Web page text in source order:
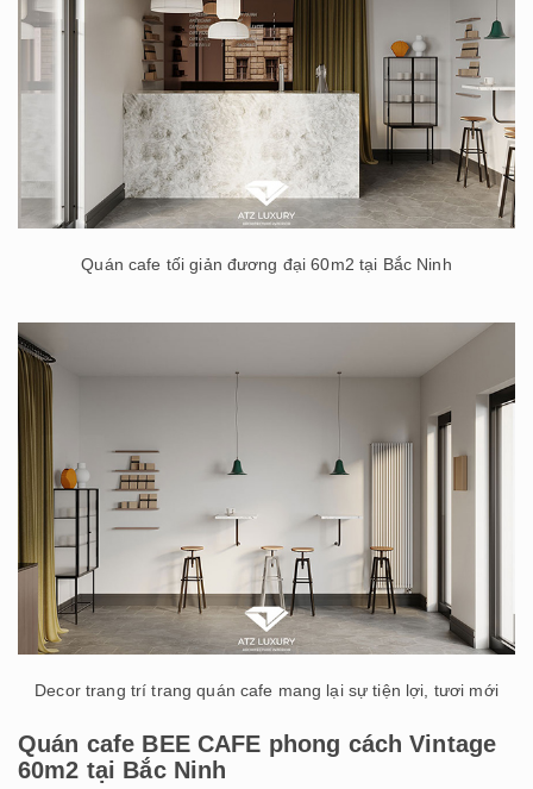
Quán cafe tối giản đương đại 60m2 tại Bắc Ninh
Decor trang trí trang quán cafe mang lại sự tiện lợi, tươi mới
Quán cafe BEE CAFE phong cách Vintage
60m2 tại Bắc Ninh